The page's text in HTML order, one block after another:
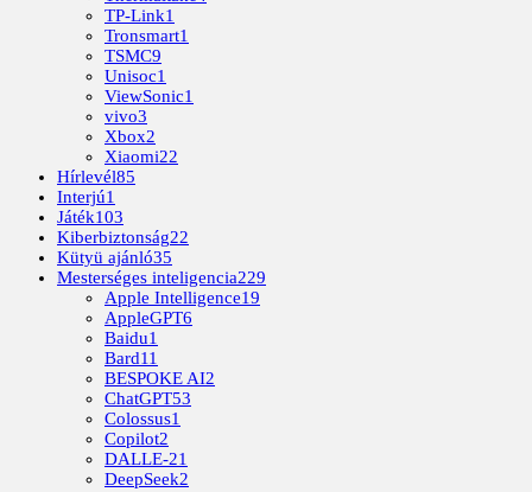
TP-Link1
Tronsmart1
TSMC9
Unisoc1
ViewSonic1
vivo3
Xbox2
Xiaomi22
Hírlevél85
Interjú1
Játék103
Kiberbiztonság22
Kütyü ajánló35
Mesterséges inteligencia229
Apple Intelligence19
AppleGPT6
Baidu1
Bard11
BESPOKE AI2
ChatGPT53
Colossus1
Copilot2
DALLE-21
DeepSeek2